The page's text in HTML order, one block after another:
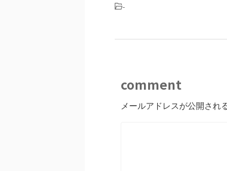
-
comment
メールアドレスが公開され